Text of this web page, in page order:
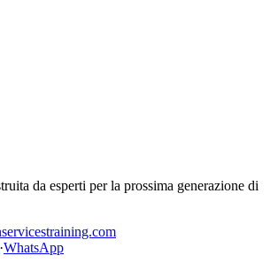
da esperti per la prossima generazione di
·WhatsApp